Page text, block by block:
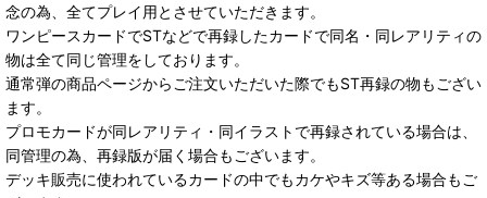
念の為、全てプレイ用とさせていただきます。
ワンピースカードでSTなどで再録したカードで同名・同レアリティの
物は全て同じ管理をしております。
通常弾の商品ページからご注文いただいた際でもST再録の物もござい
ます。
プロモカードが同レアリティ・同イラストで再録されている場合は、
同管理の為、再録版が届く場合もございます。
デッキ販売に使われているカードの中でもカケやキズ等ある場合もご